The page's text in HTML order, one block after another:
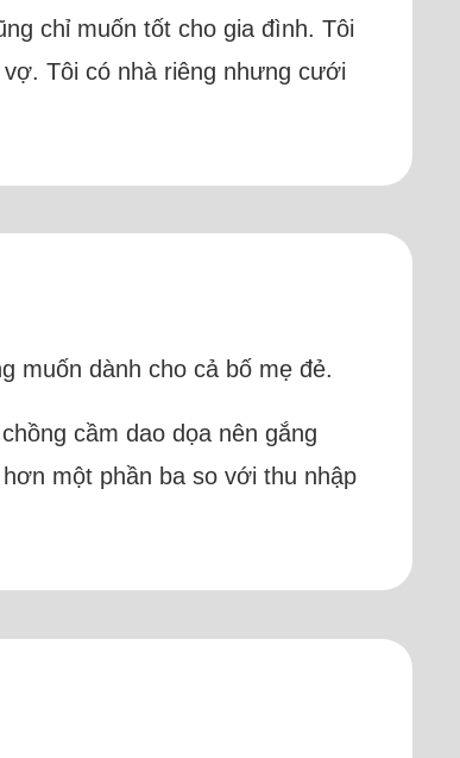
chỉ muốn tốt cho gia đình. Tôi
Tôi có nhà riêng nhưng cưới
muốn dành cho cả bố mẹ đẻ.
cầm dao dọa nên gắng
một phần ba so với thu nhập